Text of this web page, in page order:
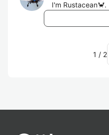
I'm Rustacean🦀.
1 / 2